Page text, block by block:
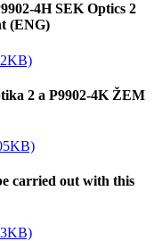
4H SEK Optics 2
(ENG)
2 a P9902-4K ŽEM
carried out with this